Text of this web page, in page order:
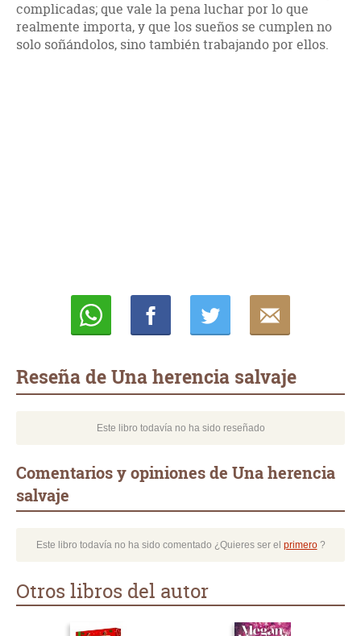
complicadas; que vale la pena luchar por lo que
realmente importa, y que los sueños se cumplen no
solo soñándolos, sino también trabajando por ellos.
Reseña de Una herencia salvaje
Este libro todavía no ha sido reseñado
Comentarios y opiniones de Una herencia
salvaje
Este libro todavía no ha sido comentado ¿Quieres ser el primero?
Otros libros del autor